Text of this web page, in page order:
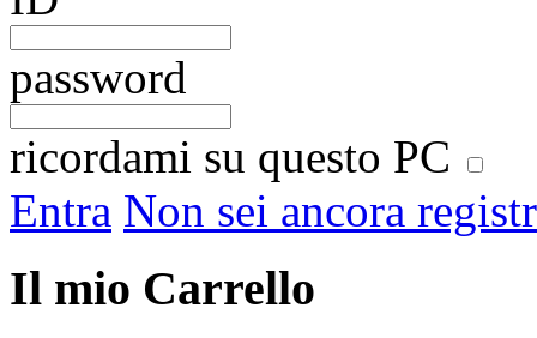
password
ricordami su questo PC
Entra Non sei ancora
Il mio Carrello